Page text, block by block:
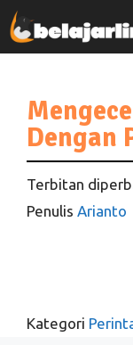
Langsung
ke
Dengan
Terbitan
Penulis Arianto
Kategori